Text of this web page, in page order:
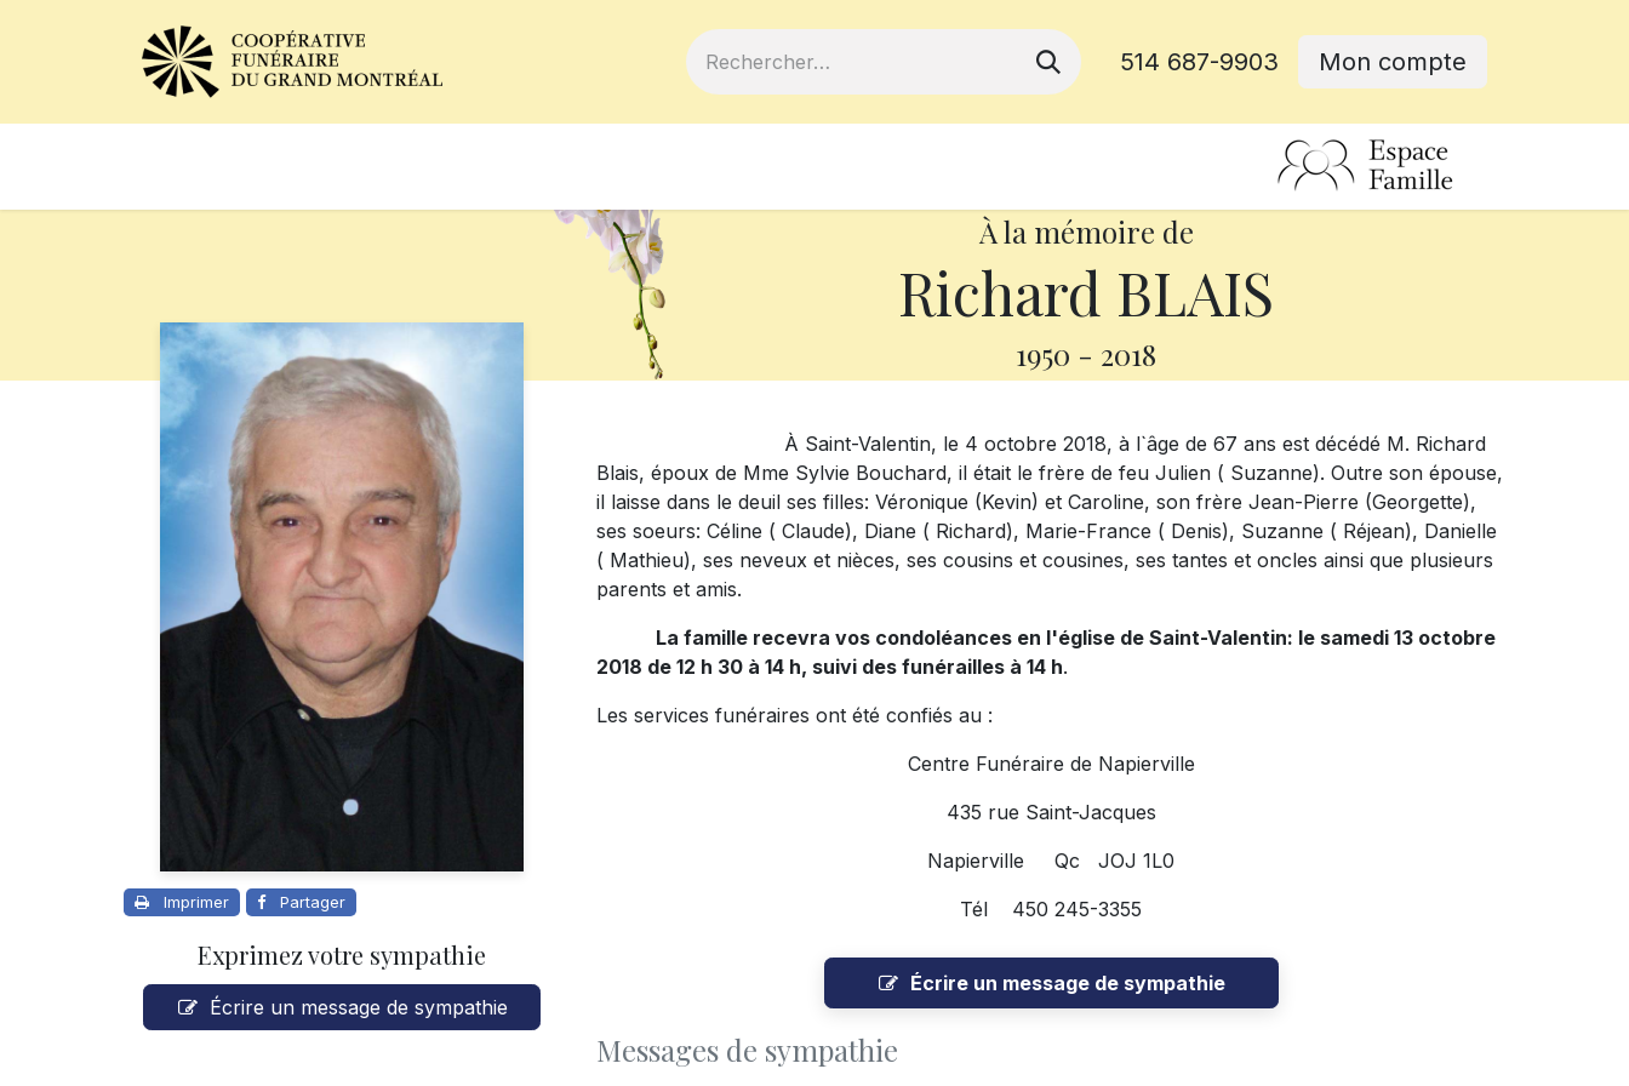
514 687-9903 Mon compte
À la mémoire de
Richard BLAIS
1950 - 2018
Imprimer Partager
Exprimez votre sympathie
Écrire un message de sympathie
À Saint-Valentin, le 4 octobre 2018, à l`âge de 67 ans est décédé M. Richard
Blais, époux de Mme Sylvie Bouchard, il était le frère de feu Julien ( Suzanne). Outre son épouse,
il laisse dans le deuil ses filles: Véronique (Kevin) et Caroline, son frère Jean-Pierre (Georgette),
ses soeurs: Céline ( Claude), Diane ( Richard), Marie-France ( Denis), Suzanne ( Réjean), Danielle
( Mathieu), ses neveux et nièces, ses cousins et cousines, ses tantes et oncles ainsi que plusieurs
parents et amis.
La famille recevra vos condoléances en l'église de Saint-Valentin: le samedi 13 octobre
2018 de 12 h 30 à 14 h, suivi des funérailles à 14 h.
Les services funéraires ont été confiés au :
Centre Funéraire de Napierville
435 rue Saint-Jacques
Napierville Qc JOJ 1L0
Tél 450 245-3355
Écrire un message de sympathie
Messages de sympathie